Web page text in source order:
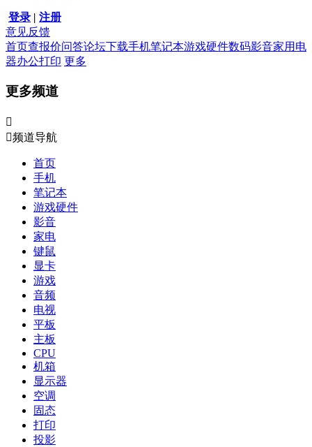
登录
注册
意见反馈
首页查报价问答论坛 下载手机笔记本游戏硬件数码影音家用电
器办公打印 更多
更多频道

频道导航
首页
手机
笔记本
游戏硬件
影音
家电
键鼠
显卡
游戏
音频
电视
平板
主板
CPU
机箱
显示器
空调
固态
打印
投影